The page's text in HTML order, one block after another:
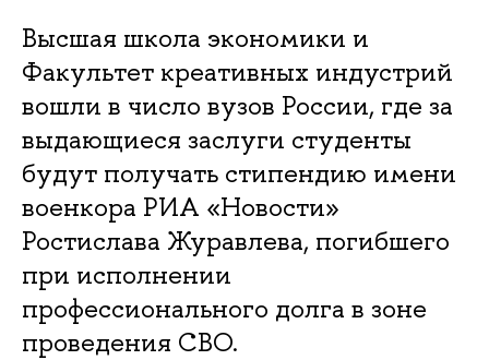
Высшая школа экономики и
Факультет креативных индустрий
вошли в число вузов России, где за
выдающиеся заслуги студенты
будут получать стипендию имени
военкора РИА «Новости»
Ростислава Журавлева, погибшего
при исполнении
профессионального долга в зоне
проведения СВО.